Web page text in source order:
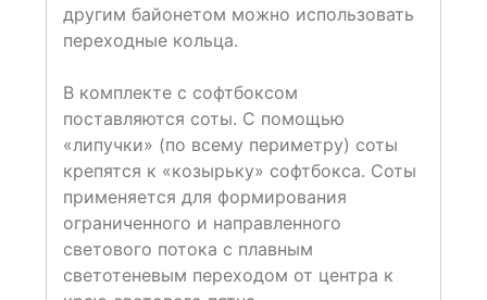
другим байонетом можно использовать
переходные кольца.
В комплекте с софтбоксом
поставляются соты. С помощью
«липучки» (по всему периметру) соты
крепятся к «козырьку» софтбокса. Соты
применяется для формирования
ограниченного и направленного
светового потока с плавным
светотеневым переходом от центра к